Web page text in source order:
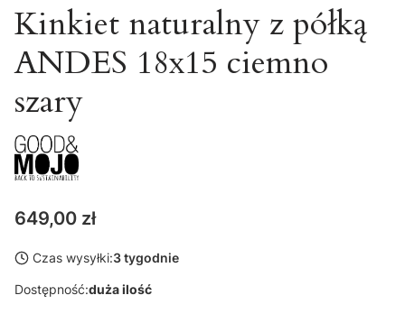
Kinkiet naturalny z półką
ANDES 18x15 ciemno
szary
Cena
649,00 zł
Czas wysyłki:3 tygodnie
Dostępność:duża ilość